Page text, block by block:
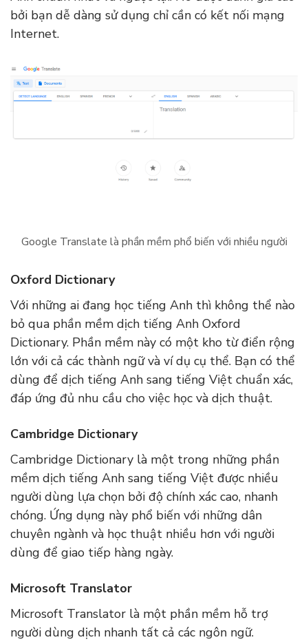
bởi bạn dễ dàng sử dụng chỉ cần có kết nối mạng
Internet.
Google Translate là phần mềm phổ biến với nhiều người
Oxford Dictionary
Với những ai đang học tiếng Anh thì không thể nào
bỏ qua phần mềm dịch tiếng Anh Oxford
Dictionary. Phần mềm này có một kho từ điển rộng
lớn với cả các thành ngữ và ví dụ cụ thể. Bạn có thể
dùng để dịch tiếng Anh sang tiếng Việt chuẩn xác,
đáp ứng đủ nhu cầu cho việc học và dịch thuật.
Cambridge Dictionary
Cambridge Dictionary là một trong những phần
mềm dịch tiếng Anh sang tiếng Việt được nhiều
người dùng lựa chọn bởi độ chính xác cao, nhanh
chóng. Ứng dụng này phổ biến với những dân
chuyên ngành và học thuật nhiều hơn với người
dùng để giao tiếp hàng ngày.
Microsoft Translator
Microsoft Translator là một phần mềm hỗ trợ
người dùng dịch nhanh tất cả các ngôn ngữ.